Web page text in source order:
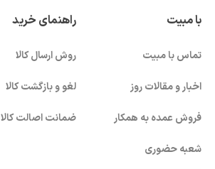
با مبیت
تماس با مبیت
اخبار و مقالات روز
فروش عمده به همکار
شعبه حضوری
راهنمای خرید
روش ارسال کالا
لغو و بازگشت کالا
ضمانت اصالت کالا